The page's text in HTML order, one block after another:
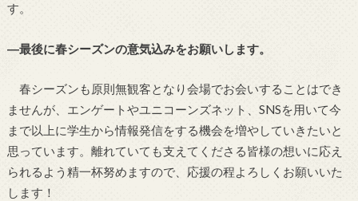
す。
―最後に春シーズンの意気込みをお願いします。
春シーズンも原則無観客となり会場でお会いすることはでき
ませんが、エンゲートやユニコーンズネット、SNSを用いて今
まで以上に学生から情報発信をする機会を増やしていきたいと
思っています。離れていても支えてくださる皆様の想いに応え
られるよう精一杯努めますので、応援の程よろしくお願いいた
します！